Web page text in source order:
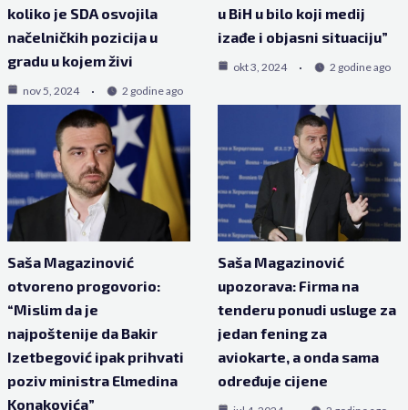
koliko je SDA osvojila
načelničkih pozicija u
gradu u kojem živi
nov 5, 2024 2 godine ago
u BiH u bilo koji medij
izađe i objasni situaciju”
okt 3, 2024 2 godine ago
Saša Magazinović
otvoreno progovorio:
“Mislim da je
najpoštenije da Bakir
Izetbegović ipak prihvati
poziv ministra Elmedina
Konakovića”
Saša Magazinović
upozorava: Firma na
tenderu ponudi usluge za
jedan fening za
aviokarte, a onda sama
određuje cijene